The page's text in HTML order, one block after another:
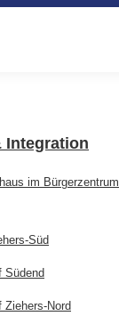
Integration
im Bürgerzentrum
Süd
Südend
Nord